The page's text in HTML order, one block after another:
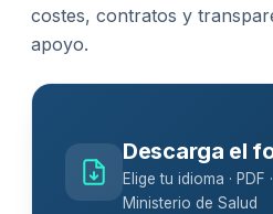
costes, contratos y
apoyo.
Descarga el
Elige tu idioma ·
Ministerio de Salud